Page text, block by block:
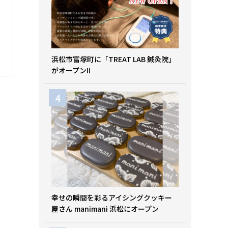
浜松市富塚町に「TREAT LAB 鍼灸院」
がオープン!!
幸せの瞬間を彩るアイシングクッキー
屋さん manimani 浜松にオープン